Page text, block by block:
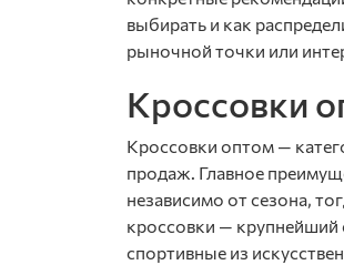
выбирать и как
рыночной точки или
Кроссовки
Кроссовки оптом —
продаж. Главное
независимо от сезона,
кроссовки — крупнейший
спортивные из